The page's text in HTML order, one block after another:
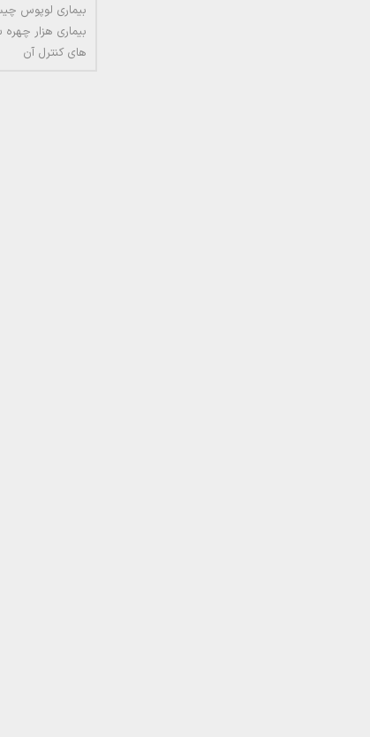
بیماری لوپوس
بیماری هزار چهره
های کنترل آن